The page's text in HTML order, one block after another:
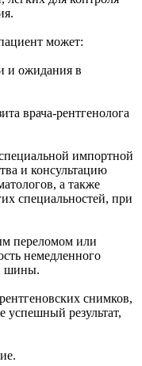
может:
и ожидания в
врача-рентгенолога
импортной
и консультацию
а также
специальностей, при
переломом или
немедленного
шины.
снимков,
успешный результат,